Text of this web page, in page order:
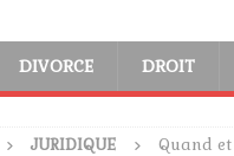
DIVORCE DROIT
JURIDIQUE Quand